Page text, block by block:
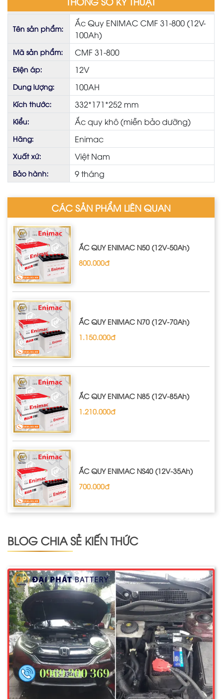
Tên sản phẩm:
Ắc Quy ENIMAC CMF 31-800 (12V-
100Ah)
Mã sản phẩm: CMF 31-800
Điện áp: 12V
Dung lượng: 100AH
Kích thước: 332*171*252 mm
Kiểu: Ắc quy khô (miễn bảo dưỡng)
Hãng: Enimac
Xuất xứ: Việt Nam
Bảo hành: 9 tháng
CÁC SẢN PHẨM LIÊN QUAN
ẮC QUY ENIMAC N50 (12V-50Ah)
800.000đ
ẮC QUY ENIMAC N70 (12V-70Ah)
1.150.000đ
ẮC QUY ENIMAC N85 (12V-85Ah)
1.210.000đ
ẮC QUY ENIMAC NS40 (12V-35Ah)
700.000đ
BLOG CHIA SẺ KIẾN THỨC